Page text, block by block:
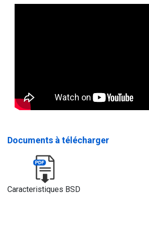
Documents à télécharger
Caracteristiques BSD